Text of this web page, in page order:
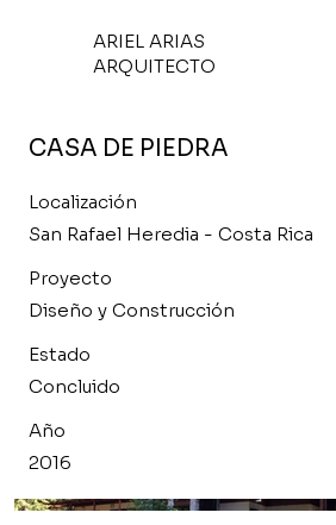
ARIEL ARIAS
ARQUITECTO
CASA DE PIEDRA
Localización
San Rafael Heredia - Costa Rica
Proyecto
Diseño y Construcción
Estado
Concluido
Año
2016